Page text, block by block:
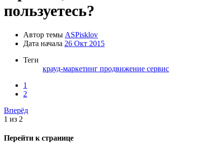
пользуетесь?
Автор темы ASPisklov
Дата начала 26 Окт 2015
Теги
крауд-маркетинг продвижение сервис
1
2
Вперёд
1 из 2
Перейти к странице